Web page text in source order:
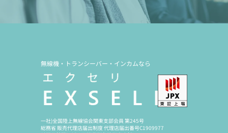
無線機・トランシーバー・インカムなら
一社)全国陸上無線協会関東支部会員 第245号
総務省 販売代理店届出制度 代理店届出番号C1909977